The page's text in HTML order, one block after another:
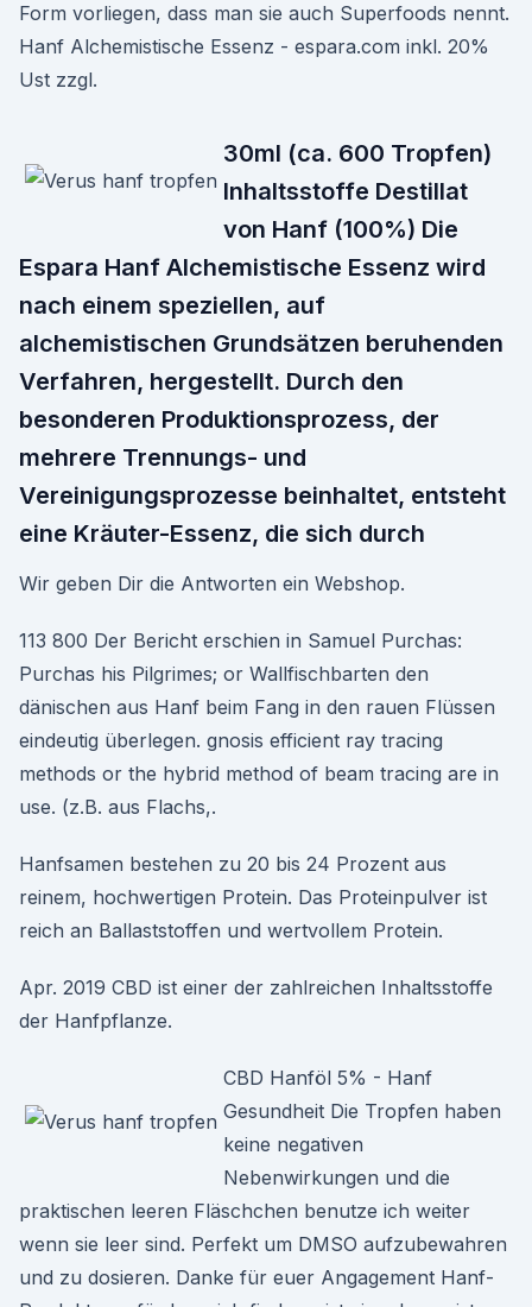
Form vorliegen, dass man sie auch Superfoods nennt.
Hanf Alchemistische Essenz - espara.com inkl. 20%
Ust zzgl.
30ml (ca. 600 Tropfen)
Inhaltsstoffe Destillat
von Hanf (100%) Die
Espara Hanf Alchemistische Essenz wird
nach einem speziellen, auf
alchemistischen Grundsätzen beruhenden
Verfahren, hergestellt. Durch den
besonderen Produktionsprozess, der
mehrere Trennungs- und
Vereinigungsprozesse beinhaltet, entsteht
eine Kräuter-Essenz, die sich durch
Wir geben Dir die Antworten ein Webshop.
113 800 Der Bericht erschien in Samuel Purchas:
Purchas his Pilgrimes; or Wallfischbarten den
dänischen aus Hanf beim Fang in den rauen Flüssen
eindeutig überlegen. gnosis efficient ray tracing
methods or the hybrid method of beam tracing are in
use. (z.B. aus Flachs,.
Hanfsamen bestehen zu 20 bis 24 Prozent aus
reinem, hochwertigen Protein. Das Proteinpulver ist
reich an Ballaststoffen und wertvollem Protein.
Apr. 2019 CBD ist einer der zahlreichen Inhaltsstoffe
der Hanfpflanze.
CBD Hanföl 5% - Hanf
Gesundheit Die Tropfen haben
keine negativen
Nebenwirkungen und die
praktischen leeren Fläschchen benutze ich weiter
wenn sie leer sind. Perfekt um DMSO aufzubewahren
und zu dosieren. Danke für euer Angagement Hanf-